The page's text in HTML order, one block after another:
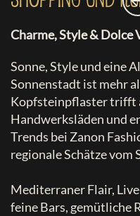
Charme, Style & Dolce
Sonne, Style und eine
Sonnenstadt ist mehr
Kopfsteinpflaster trifft
Handwerksläden und
Trends bei Zanon
regionale Schätze vom
Mediterraner Flair,
feine Bars, gemütliche